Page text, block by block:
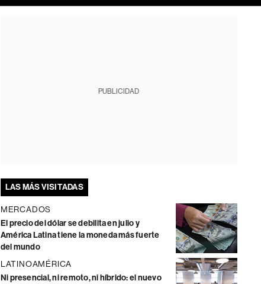
PUBLICIDAD
LAS MÁS VISITADAS
MERCADOS
El precio del dólar se debilita en julio y
América Latina tiene la moneda más fuerte
del mundo
LATINOAMÉRICA
Ni presencial, ni remoto, ni híbrido: el nuevo